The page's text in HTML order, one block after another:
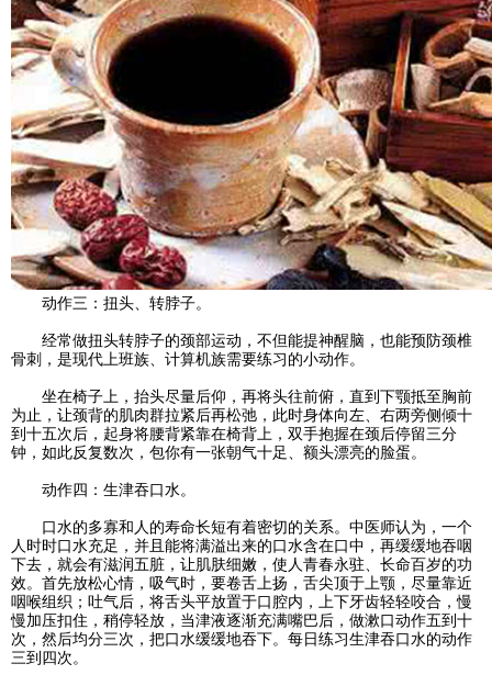
动作三：扭头、转脖子。
经常做扭头转脖子的颈部运动，不但能提神醒脑，也能预防颈椎
骨刺，是现代上班族、计算机族需要练习的小动作。
坐在椅子上，抬头尽量后仰，再将头往前俯，直到下颚抵至胸前
为止，让颈背的肌肉群拉紧后再松弛，此时身体向左、右两旁侧倾十
到十五次后，起身将腰背紧靠在椅背上，双手抱握在颈后停留三分
钟，如此反复数次，包你有一张朝气十足、额头漂亮的脸蛋。
动作四：生津吞口水。
口水的多寡和人的寿命长短有着密切的关系。中医师认为，一个
人时时口水充足，并且能将满溢出来的口水含在口中，再缓缓地吞咽
下去，就会有滋润五脏，让肌肤细嫩，使人青春永驻、长命百岁的功
效。首先放松心情，吸气时，要卷舌上扬，舌尖顶于上颚，尽量靠近
咽喉组织；吐气后，将舌头平放置于口腔内，上下牙齿轻轻咬合，慢
慢加压扣住，稍停轻放，当津液逐渐充满嘴巴后，做漱口动作五到十
次，然后均分三次，把口水缓缓地吞下。每日练习生津吞口水的动作
三到四次。